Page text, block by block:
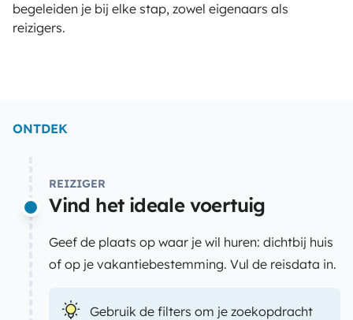
begeleiden je bij elke stap, zowel eigenaars als
reizigers.
ONTDEK
REIZIGER
Vind het ideale voertuig
Geef de plaats op waar je wil huren: dichtbij huis
of op je vakantiebestemming. Vul de reisdata in.
Gebruik de filters om je zoekopdracht